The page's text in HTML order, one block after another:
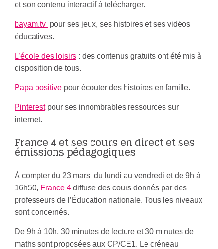
et son contenu interactif à télécharger.
bayam.tv pour ses jeux, ses histoires et ses vidéos
éducatives.
L’école des loisirs : des contenus gratuits ont été mis à
disposition de tous.
Papa positive pour écouter des histoires en famille.
Pinterestpour ses innombrables ressources sur
internet.
France 4 et ses cours en direct et ses
émissions pédagogiques
À compter du 23 mars, du lundi au vendredi et de 9h à
16h50, France 4 diffuse des cours donnés par des
professeurs de l’Éducation nationale. Tous les niveaux
sont concernés.
De 9h à 10h, 30 minutes de lecture et 30 minutes de
maths sont proposées aux CP/CE1. Le créneau